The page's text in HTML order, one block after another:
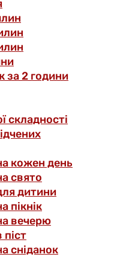
за 2 години
складності
кожен день
свято
дитини
пікнік
вечерю
сніданок